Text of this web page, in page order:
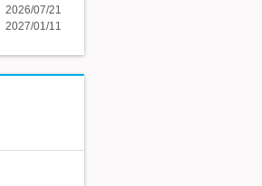
2026/07/21
2027/01/11